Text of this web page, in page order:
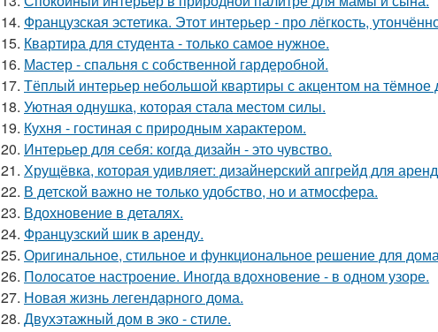
14. Французская эстетика. Этот интерьер - про лёгкость,
15. Квартира для студента - только самое нужное.
16. Мастер - спальня с собственной гардеробной.
17. Тёплый интерьер небольшой квартиры с акцентом на тёмное
18. Уютная однушка, которая стала местом силы.
19. Кухня - гостиная с природным характером.
20. Интерьер для себя: когда дизайн - это чувство.
21. Хрущёвка, которая удивляет: дизайнерский апгрейд для
22. В детской важно не только удобство, но и атмосфера.
23. Вдохновение в деталях.
24. Французский шик в аренду.
25. Оригинальное, стильное и функциональное решение для
26. Полосатое настроение. Иногда вдохновение - в одном узоре.
27. Новая жизнь легендарного дома.
28. Двухэтажный дом в эко - стиле.